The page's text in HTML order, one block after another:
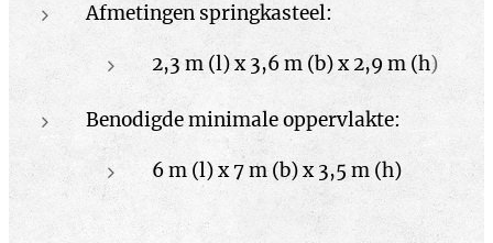
Afmetingen springkasteel:
2,3 m (l) x 3,6 m (b) x 2,9 m (h)
Benodigde minimale oppervlakte:
6 m (l) x 7 m (b) x 3,5 m (h)